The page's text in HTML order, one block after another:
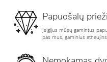
Papuošalų
Įsigijus mūsų gamintus
pas mus, gaminius